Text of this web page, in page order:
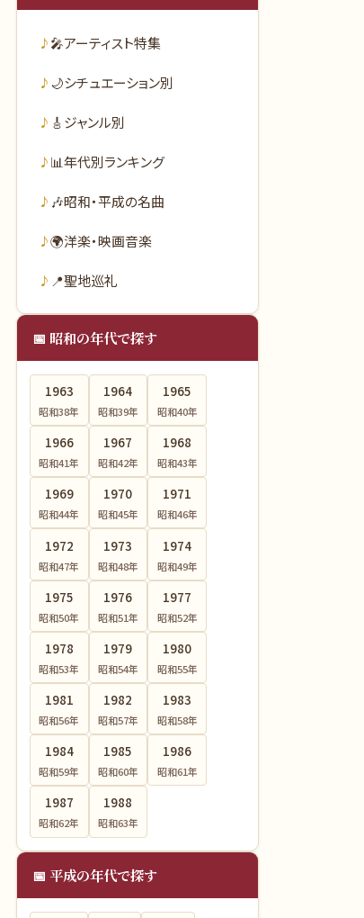
🎤アーティスト特集
🌙シチュエーション別
🎸ジャンル別
📊年代別ランキング
🎶昭和・平成の名曲
🌍洋楽・映画音楽
📍聖地巡礼
📅 昭和の年代で探す
1963
昭和38年
1964
昭和39年
1965
昭和40年
1966
昭和41年
1967
昭和42年
1968
昭和43年
1969
昭和44年
1970
昭和45年
1971
昭和46年
1972
昭和47年
1973
昭和48年
1974
昭和49年
1975
昭和50年
1976
昭和51年
1977
昭和52年
1978
昭和53年
1979
昭和54年
1980
昭和55年
1981
昭和56年
1982
昭和57年
1983
昭和58年
1984
昭和59年
1985
昭和60年
1986
昭和61年
1987
昭和62年
1988
昭和63年
📅 平成の年代で探す